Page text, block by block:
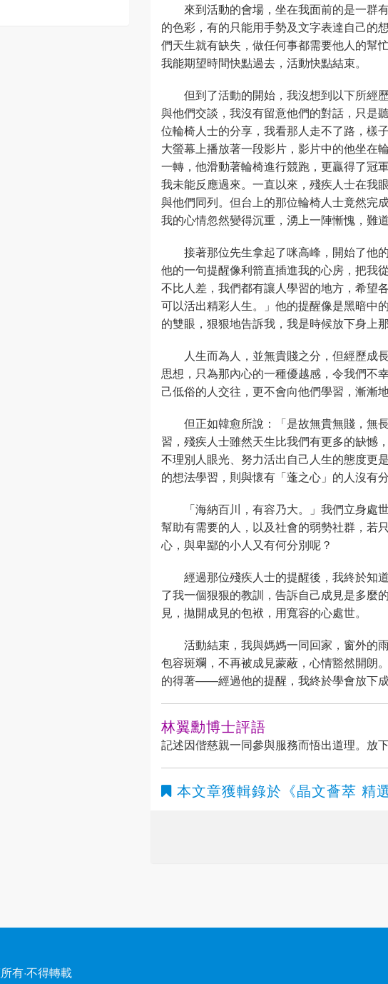
來到活動的會場，坐在我面前的是一群
的色彩，有的只能用手勢及文字表達自己
們天生就有缺失，做任何事都需要他人的幫
我能期望時間快點過去，活動快點結束。
但到了活動的開始，我沒想到以下所經
與他們交談，我沒有留意他們的對話，只是
位輪椅人士的分享，我看那人走不了路，樣
大螢幕上播放著一段影片，影片中的他坐在
一轉，他滑動著輪椅進行競跑，更贏得了冠
我未能反應過來。一直以來，殘疾人士在我
與他們同列。但台上的那位輪椅人士竟然完
我的心情忽然變得沉重，湧上一陣慚愧，難
接著那位先生拿起了咪高峰，開始了他
他的一句提醒像利箭直插進我的心房，把我
不比人差，我們都有讓人學習的地方，希望
可以活出精彩人生。」他的提醒像是黑暗中
的雙眼，狠狠地告訴我，我是時候放下身上
人生而為人，並無貴賤之分，但經歷成
思想，只為那內心的一種優越感，令我們不
己低俗的人交往，更不會向他們學習，漸漸
但正如韓愈所說：「是故無貴無賤，無
習，殘疾人士雖然天生比我們有更多的缺憾
不理別人眼光、努力活出自己人生的態度更
的想法學習，則與懷有「蓬之心」的人沒有
「海納百川，有容乃大。」我們立身
幫助有需要的人，以及社會的弱勢社群，若
心，與卑鄙的小人又有何分別呢？
經過那位殘疾人士的提醒後，我終於知
了我一個狠狠的教訓，告訴自己成見是多麼
見，拋開成見的包袱，用寬容的心處世。
活動結束，我與媽媽一同回家，窗外的
包容斑斕，不再被成見蒙蔽，心情豁然開朗
的得著——經過他的提醒，我終於學會放下成
林翼勳博士評語
記述因偕慈親一同參與服務而悟出道理。放
本文章獲輯錄於 《晶文薈萃 精
有·不得轉載